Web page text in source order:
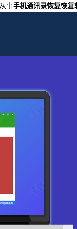
事手机通讯录恢复恢复